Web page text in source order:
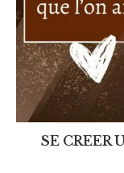
SE CREER